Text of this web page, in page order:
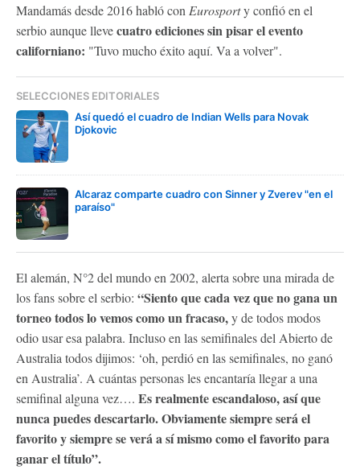
Mandamás desde 2016 habló con Eurosporty confió en el
serbio aunque llevecuatro ediciones sin pisar el evento
californiano: "Tuvo mucho éxito aquí. Va a volver".
SELECCIONES EDITORIALES
Así quedó el cuadro de Indian Wells para Novak
Djokovic
Alcaraz comparte cuadro con Sinner y Zverev "en el
paraíso"
El alemán, N°2 del mundo en 2002, alerta sobre una mirada de
los fans sobre el serbio: “Siento que cada vez que no gana un
torneo todos lo vemos como un fracaso,y de todos modos
odio usar esa palabra. Incluso en las semifinales del Abierto de
Australia todos dijimos: ‘oh, perdió en las semifinales, no ganó
en Australia’. A cuántas personas les encantaría llegar a una
semifinal alguna vez…. Es realmente escandaloso, así que
nunca puedes descartarlo. Obviamente siempre será el
favorito y siempre se verá a sí mismo como el favorito para
ganar el título”.